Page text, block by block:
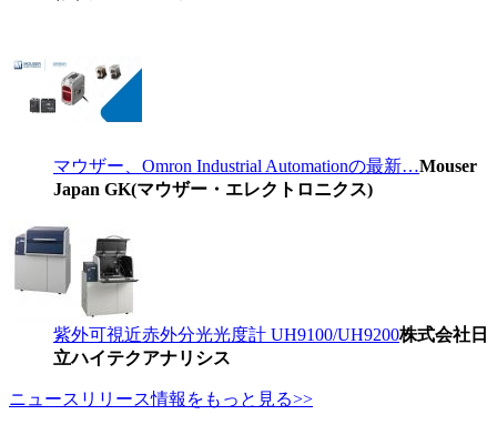
マウザー、Omron Industrial Automationの最新…Mouser
Japan GK(マウザー・エレクトロニクス)
紫外可視近赤外分光光度計 UH9100/UH9200株式会社日
立ハイテクアナリシス
ニュースリリース情報をもっと見る>>